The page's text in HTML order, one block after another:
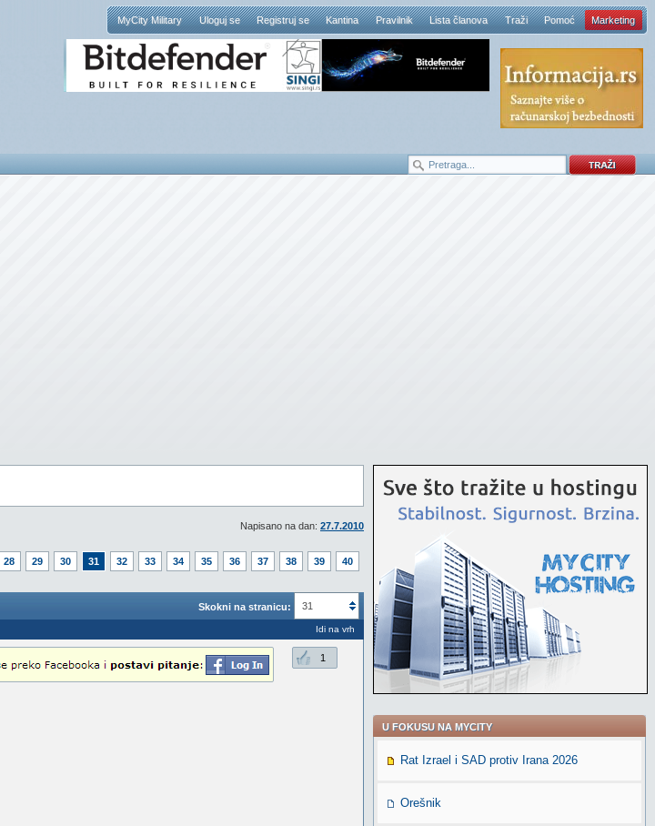
MyCity Military Uloguj se Registruj se Kantina Pravilnik Lista članova Traži Pomoć Marketing
Napisano na dan: 27.7.2010
28 29 30 31 32 33 34 35 36 37 38 39 40
Skokni na stranicu: 31
Idi na vrh
1
U FOKUSU NA MYCITY
Rat Izrael i SAD protiv Irana 2026
Orešnik